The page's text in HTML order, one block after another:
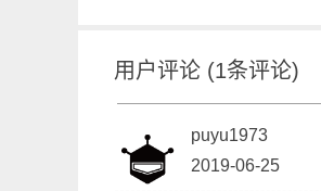
用户评论 (1条评论)
puyu1973
2019-06-25